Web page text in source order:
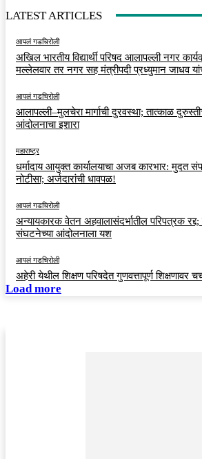
LATEST ARTICLES
आपलं गडचिरोली
अखिल भारतीय विद्यार्थी परिषद आलापल्ली नगर
मल्लेलवार तर नगर सह मंत्रीपदी प्रध्युमान जाधव
आपलं गडचिरोली
आलापल्ली–मुलचेरा मार्गाची दुरवस्था; तात्काळ
आंदोलनाचा इशारा
महाराष्ट्र
धर्मादाय आयुक्त कार्यालयाचा अजब कारभार: मुदत
नोटीसा; अर्जदारांची धावपळ!
आपलं गडचिरोली
अन्यायकारक वेतन अहवालासंदर्भातील परिपत्रक रद्द;
संघटनेच्या आंदोलनाला यश
आपलं गडचिरोली
अहेरी येथील शिक्षण परिषदेत गुणवत्तापूर्ण शिक्षणावर
Load more